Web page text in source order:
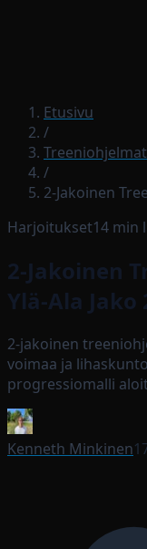
Etusivu
/
Treeniohjelmat
/
2-Jakoinen
Harjoitukset14 min
2-Jakoinen
Ylä-Ala Jako
2-jakoinen
voimaa ja
progressiomalli
Kenneth Minkinen